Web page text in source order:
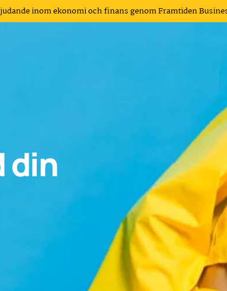
inom ekonomi och finans genom Framtiden
din